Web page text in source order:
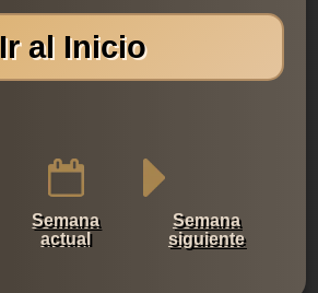
Ir al Inicio
Semana
actual
Semana
siguiente